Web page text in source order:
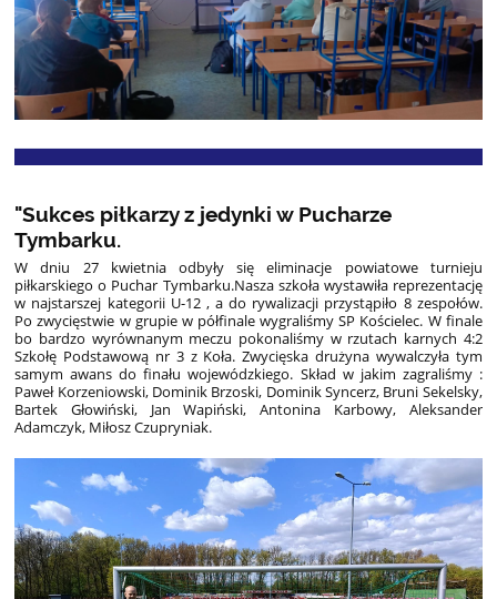
"Sukces piłkarzy z jedynki w Pucharze
Tymbarku.
W dniu 27 kwietnia odbyły się eliminacje powiatowe turnieju
piłkarskiego o Puchar Tymbarku.Nasza szkoła wystawiła reprezentację
w najstarszej kategorii U-12 , a do rywalizacji przystąpiło 8 zespołów.
Po zwycięstwie w grupie w półfinale wygraliśmy SP Kościelec. W finale
bo bardzo wyrównanym meczu pokonaliśmy w rzutach karnych 4:2
Szkołę Podstawową nr 3 z Koła. Zwycięska drużyna wywalczyła tym
samym awans do finału wojewódzkiego. Skład w jakim zagraliśmy :
Paweł Korzeniowski, Dominik Brzoski, Dominik Syncerz, Bruni Sekelsky,
Bartek Głowiński, Jan Wapiński, Antonina Karbowy, Aleksander
Adamczyk, Miłosz Czupryniak.